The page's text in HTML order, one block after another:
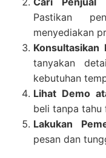
Pastikan
menyediakan
Konsultasikan
tanyakan
kebutuhan
Lihat Demo
beli tanpa
Lakukan
pesan dan